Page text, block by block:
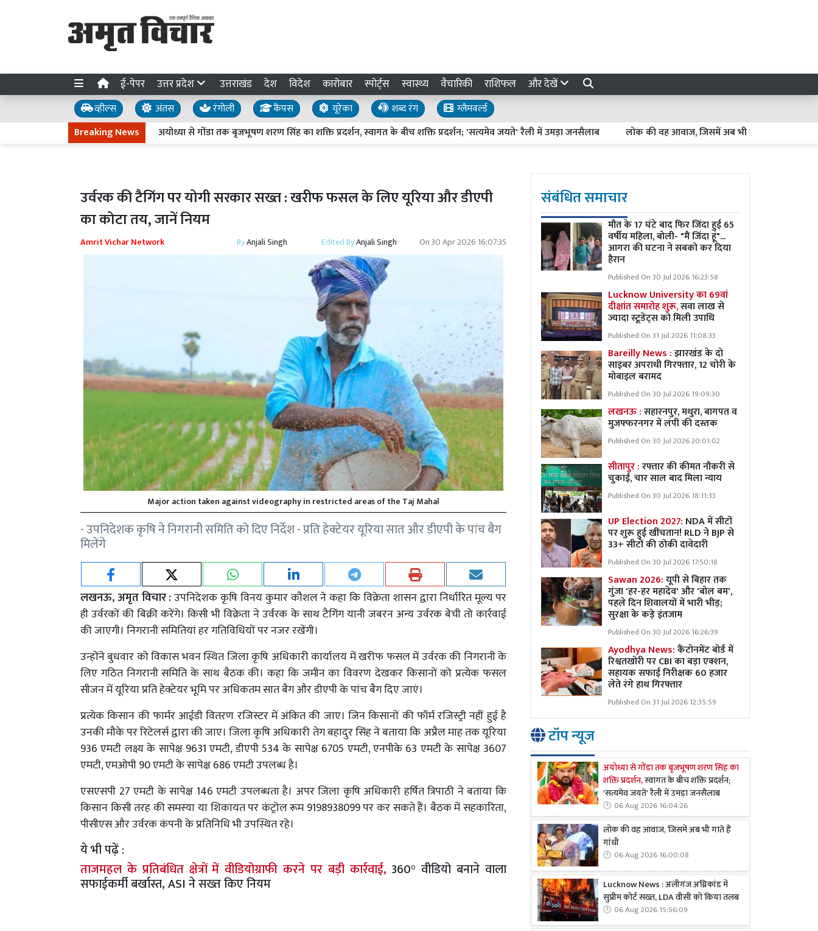
ई-पेपर उत्तर प्रदेश उत्तराखंड देश विदेश कारोबार स्पोर्ट्स स्वास्थ्य वैचारिकी राशिफल और देखें
व्हील्स अंतस रंगोली कैंपस यूरेका शब्द रंग
ग्लैमवर्ल्ड
Breaking Newsअयोध्या से गोंडा तक बृजभूषण शरण सिंह का शक्ति प्रदर्शन, स्वागत के बीच शक्ति प्रदर्शन; 'सत्यमेव जयते' रैली में उमड़ा जनसैलाब लोक की वह आवाज, जिसमें अब भी गाते हैं गांधी
उर्वरक की टैगिंग पर योगी सरकार सख्त : खरीफ फसल के लिए यूरिया और डीएपी
का कोटा तय, जानें नियम
Amrit Vichar Network ByAnjali Singh Edited ByAnjali Singh On30 Apr 2026 16:07:35
Major action taken against videography in restricted areas of the Taj Mahal
- उपनिदेशक कृषि ने निगरानी समिति को दिए निर्देश - प्रति हेक्टेयर यूरिया सात और डीएपी के पांच बैग
मिलेंगे
लखनऊ, अमृत विचार :उपनिदेशक कृषि विनय कुमार कौशल ने कहा कि विक्रेता शासन द्वारा निर्धारित मूल्य पर
ही उर्वरकों की बिक्री करेंगे। किसी भी विक्रेता ने उर्वरक के साथ टैगिंग यानी जबरन अन्य उर्वरक बेची तो कार्रवाई
की जाएगी। निगरानी समितियां हर गतिविधियों पर नजर रखेंगी।
उन्होंने बुधवार को विकास भवन स्थित जिला कृषि अधिकारी कार्यालय में खरीफ फसल में उर्वरक की निगरानी के
लिए गठित निगरानी समिति के साथ बैठक की। कहा कि जमीन का विवरण देखकर किसानों को प्रत्येक फसल
सीजन में यूरिया प्रति हेक्टेयर भूमि पर अधिकतम सात बैग और डीएपी के पांच बैग दिए जाएं।
प्रत्येक किसान की फार्मर आईडी वितरण रजिस्टर में अंकित की जाए। जिन किसानों की फॉर्म रजिस्ट्री नहीं हुई है
उनकी मौके पर रिटेलर्स द्वारा की जाए। जिला कृषि अधिकारी तेग बहादुर सिंह ने बताया कि अप्रैल माह तक यूरिया
936 एमटी लक्ष्य के सापेक्ष 9631 एमटी, डीएपी 534 के सापेक्ष 6705 एमटी, एनपीके 63 एमटी के सापेक्ष 3607
एमटी, एमओपी 90 एमटी के सापेक्ष 686 एमटी उपलब्ध है।
एसएसपी 27 एमटी के सापेक्ष 146 एमटी उपलब्धता है। अपर जिला कृषि अधिकारी हर्षित त्रिपाठी ने बताया कि
किसान किसी तरह की समस्या या शिकायत पर कंट्रोल रूम 9198938099 पर कर सकते हैं। बैठक में सहकारिता,
पीसीएस और उर्वरक कंपनी के प्रतिनिधि भी उपस्थित रहे।
ये भी पढ़ें :
ताजमहल के प्रतिबंधित क्षेत्रों में वीडियोग्राफी करने पर बड़ी कार्रवाई, 360° वीडियो बनाने वाला
सफाईकर्मी बर्खास्त, ASI ने सख्त किए नियम
संबंधित समाचार
मौत के 17 घंटे बाद फिर जिंदा हुई 65
वर्षीय महिला, बोली- "मैं जिंदा हूं"...
आगरा की घटना ने सबको कर दिया
हैरान
Published On 30 Jul 2026 16:23:58
Lucknow University का 69वां
दीक्षांत समारोह शुरू,सवा लाख से
ज्यादा स्टूडेंट्स को मिली उपाधि
Published On 31 Jul 2026 11:08:33
Bareilly News :झारखंड के दो
साइबर अपराधी गिरफ्तार, 12 चोरी के
मोबाइल बरामद
Published On 30 Jul 2026 19:09:30
लखनऊ :सहारनपुर, मथुरा, बागपत व
मुजफ्फरनगर में लंपी की दस्तक
Published On 30 Jul 2026 20:01:02
सीतापुर :रफ्तार की कीमत नौकरी से
चुकाई, चार साल बाद मिला न्याय
Published On 30 Jul 2026 18:11:33
UP Election 2027: NDA में सीटों
पर शुरू हुई खींचतान! RLD ने BJP से
33+ सीटों की ठोकी दावेदारी
Published On 30 Jul 2026 17:50:18
Sawan 2026:यूपी से बिहार तक
गुंजा 'हर-हर महादेव' और 'बोल बम',
पहले दिन शिवालयों में भारी भीड़;
सुरक्षा के कड़े इंतजाम
Published On 30 Jul 2026 16:26:39
Ayodhya News:कैंटोनमेंट बोर्ड में
रिश्वतखोरी पर CBI का बड़ा एक्शन,
सहायक सफाई निरीक्षक 60 हजार
लेते रंगे हाथ गिरफ्तार
Published On 31 Jul 2026 12:35:59
टॉप न्यूज
अयोध्या से गोंडा तक बृजभूषण शरण सिंह का
शक्ति प्रदर्शन,स्वागत के बीच शक्ति प्रदर्शन;
'सत्यमेव जयते' रैली में उमड़ा जनसैलाब
06 Aug 2026 16:04:26
लोक की वह आवाज, जिसमें अब भी गाते हैं
गांधी
06 Aug 2026 16:00:08
Lucknow News : अलीगंज अग्निकांड में
सुप्रीम कोर्ट सख्त, LDA वीसी को किया तलब
06 Aug 2026 15:56:09